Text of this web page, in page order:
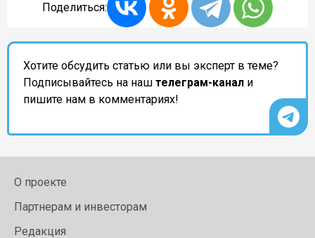
Поделиться:
Хотите обсудить статью или вы эксперт в теме?
Подписывайтесь на наш телеграм-канал и
пишите нам в комментариях!
О проекте
Партнерам и инвесторам
Редакция